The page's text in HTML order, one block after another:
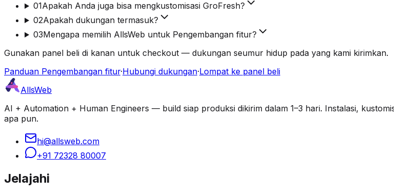
01Apakah Anda juga bisa mengkustomisasi GroFresh?
02Apakah dukungan termasuk?
03Mengapa memilih AllsWeb untuk Pengembangan fitur?
Gunakan panel beli di kanan untuk checkout — dukungan seumur hidup pada yang kami kirimkan.
Panduan Pengembangan fitur·Hubungi dukungan·Lompat ke panel beli
AllsWeb
AI + Automation + Human Engineers — build siap produksi dikirim dalam 1–3 hari. Instalasi,
apa pun.
hi@allsweb.com
+91 72328 80007
Jelajahi